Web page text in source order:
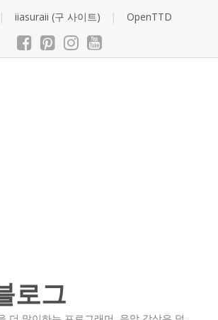
iiasuraii (구 사이트) OpenTTD
로그